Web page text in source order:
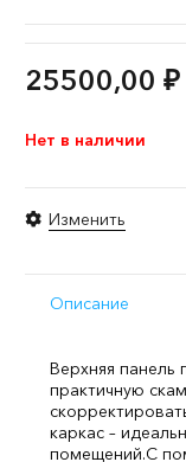
25500,00 ₽
Нет в наличии
Изменить
Описание
Верхняя панель
практичную
каркас –
помещений.С